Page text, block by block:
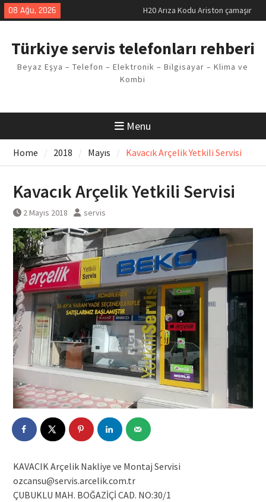
Skip
to
08 Ağu, 2026
H20 Arıza Kodu Ariston çamaşır
makinesi Sorunu
Arçelik buzdolabı F5 Hatası
Vaillant çamaşır makinesi E03
Arıza Kodu
Türkiye servis telefonları rehberi
Beyaz Eşya – Telefon – Elektronik – Bilgisayar – Klima ve
Kombi
Menu
Home 2018 Mayıs Kavacık Arçelik Yetkili Servisi
Kavacık Arçelik Yetkili Servisi
2 Mayıs 2018 servis
KAVACIK Arçelik Nakliye ve Montaj Servisi
ozcansu@servis.arcelik.com.tr
ÇUBUKLU MAH. BOĞAZİÇİ CAD. NO:30/1